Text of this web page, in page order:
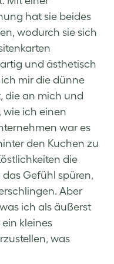
hat sie beides
wodurch sie sich
und ästhetisch
mir die dünne
die an mich und
wie ich einen
war es
den Kuchen zu
die
Gefühl spüren,
Aber
ich als äußerst
kleines
was